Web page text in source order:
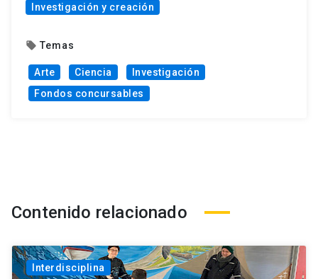
Investigación y creación
local_offer Temas
Arte Ciencia
Investigación
Fondos concursables
Contenido relacionado
Interdisciplina